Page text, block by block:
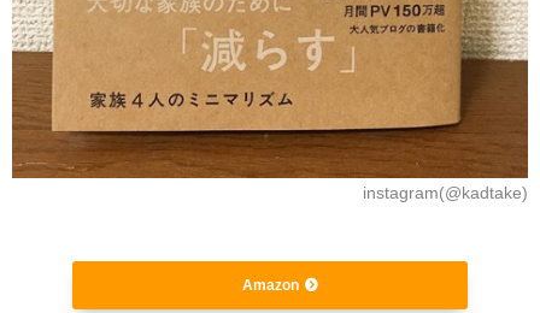
instagram(@kadtake)
Amazon